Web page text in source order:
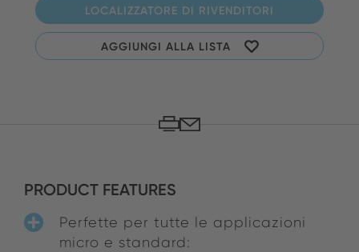
LOCALIZZATORE DI RIVENDITORI
AGGIUNGI ALLA LISTA
PRODUCT FEATURES
Perfette per tutte le applicazioni
micro e standard: